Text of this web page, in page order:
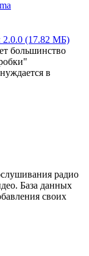
2.0.0 (17.82 МБ)
большинство
в
радио
База данных
своих